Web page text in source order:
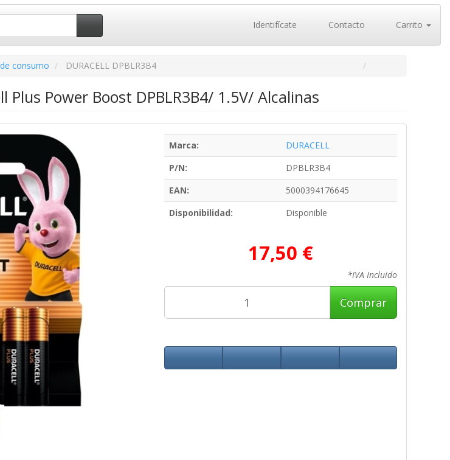
Identifícate Contacto Carrito
consumo DURACELL DPBLR3B4
Plus Power Boost DPBLR3B4/ 1.5V/ Alcalinas
Marca:
DURACELL
P/N:
DPBLR3B4
EAN:
5000394176645
Disponibilidad:
Disponible
17,50 €
*IVA Incluido
Comprar